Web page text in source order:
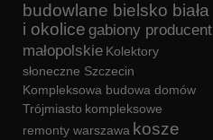
budowlane bielsko biała
i okolice gabiony producent
małopolskie Kolektory
słoneczne Szczecin
Kompleksowa budowa domów
Trójmiasto kompleksowe
remonty warszawa kosze